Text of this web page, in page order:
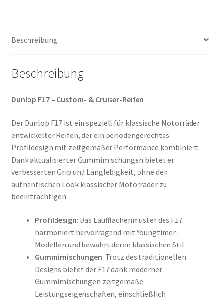
Beschreibung
Beschreibung
Dunlop F17 – Custom- & Cruiser-Reifen
Der Dunlop F17 ist ein speziell für klassische Motorräder
entwickelter Reifen, der ein periodengerechtes
Profildesign mit zeitgemäßer Performance kombiniert.
Dank aktualisierter Gummimischungen bietet er
verbesserten Grip und Langlebigkeit, ohne den
authentischen Look klassischer Motorräder zu
beeinträchtigen.
Profildesign: Das Laufflächenmuster des F17
harmoniert hervorragend mit Youngtimer-
Modellen und bewahrt deren klassischen Stil.
Gummimischungen: Trotz des traditionellen
Designs bietet der F17 dank moderner
Gummimischungen zeitgemäße
Leistungseigenschaften, einschließlich